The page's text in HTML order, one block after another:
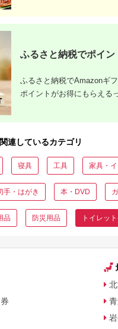
ふるさと納税でポイン
ふるさと納税でAmazonギ
ポイントがお得にもらえる
連しているカテゴリ
寝具 工具 家具・
手・はがき 本・DVD
品 防災用品 トイレッ